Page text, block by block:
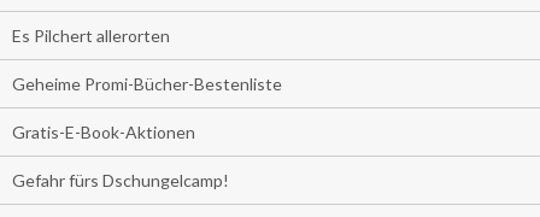
Es Pilchert allerorten
Geheime Promi-Bücher-Bestenliste
Gratis-E-Book-Aktionen
Gefahr fürs Dschungelcamp!